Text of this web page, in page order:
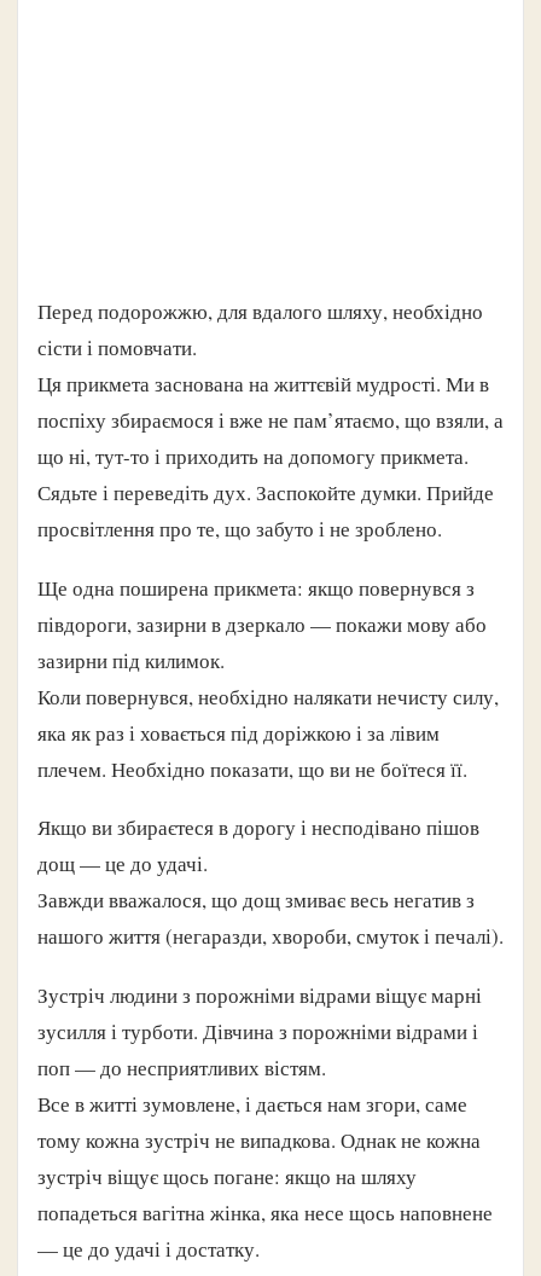
Перед подорожжю, для вдалого шляху, необхідно
сісти і помовчати.
Ця прикмета заснована на життєвій мудрості. Ми в
поспіху збираємося і вже не пам’ятаємо, що взяли, а
що ні, тут-то і приходить на допомогу прикмета.
Сядьте і переведіть дух. Заспокойте думки. Прийде
просвітлення про те, що забуто і не зроблено.
Ще одна поширена прикмета: якщо повернувся з
півдороги, зазирни в дзеркало — покажи мову або
зазирни під килимок.
Коли повернувся, необхідно налякати нечисту силу,
яка як раз і ховається під доріжкою і за лівим
плечем. Необхідно показати, що ви не боїтеся її.
Якщо ви збираєтеся в дорогу і несподівано пішов
дощ — це до удачі.
Завжди вважалося, що дощ змиває весь негатив з
нашого життя (негаразди, хвороби, смуток і печалі).
Зустріч людини з порожніми відрами віщує марні
зусилля і турботи. Дівчина з порожніми відрами і
поп — до несприятливих вістям.
Все в житті зумовлене, і дається нам згори, саме
тому кожна зустріч не випадкова. Однак не кожна
зустріч віщує щось погане: якщо на шляху
попадеться вагітна жінка, яка несе щось наповнене
— це до удачі і достатку.